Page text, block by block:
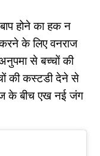
होने का हक न
के लिए वनराज
से बच्चों की
की कस्टडी देने से
के बीच एख नई जंग